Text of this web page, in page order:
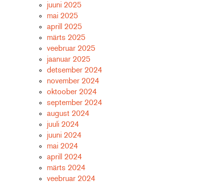
juuni 2025
mai 2025
aprill 2025
märts 2025
veebruar 2025
jaanuar 2025
detsember 2024
november 2024
oktoober 2024
september 2024
august 2024
juuli 2024
juuni 2024
mai 2024
aprill 2024
märts 2024
veebruar 2024